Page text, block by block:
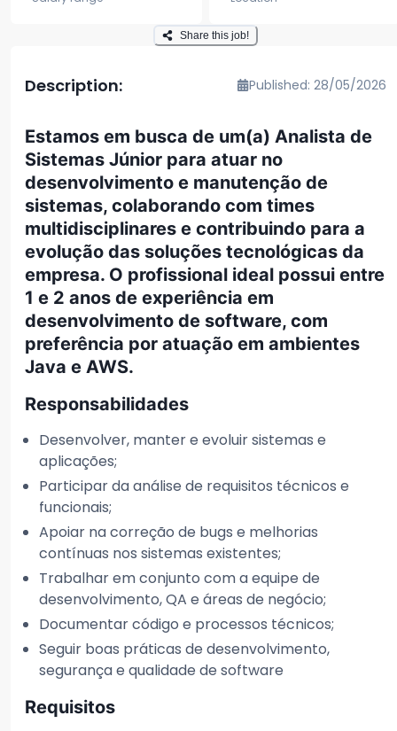
Share this job!
Description: Published: 28/05/2026
Estamos em busca de um(a) Analista de
Sistemas Júnior para atuar no
desenvolvimento e manutenção de
sistemas, colaborando com times
multidisciplinares e contribuindo para a
evolução das soluções tecnológicas da
empresa. O profissional ideal possui entre
1 e 2 anos de experiência em
desenvolvimento de software, com
preferência por atuação em ambientes
Java e AWS.
Responsabilidades
Desenvolver, manter e evoluir sistemas e
aplicações;
Participar da análise de requisitos técnicos e
funcionais;
Apoiar na correção de bugs e melhorias
contínuas nos sistemas existentes;
Trabalhar em conjunto com a equipe de
desenvolvimento, QA e áreas de negócio;
Documentar código e processos técnicos;
Seguir boas práticas de desenvolvimento,
segurança e qualidade de software
Requisitos